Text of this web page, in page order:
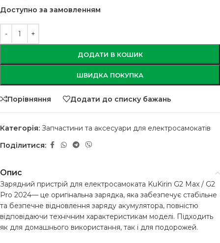
Доступно за замовленням
ДОДАТИ В КОШИК
ШВИДКА ПОКУПКА
Порівняння Додати до списку бажань
Категорія: Запчастини та аксесуари для електросамокатів
Поділитися:
Опис
Зарядний пристрій для електросамоката KuKirin G2 Max / G2
Pro 2024— це оригінальна зарядка, яка забезпечує стабільне
та безпечне відновлення заряду акумулятора, повністю
відповідаючи технічним характеристикам моделі. Підходить
як для домашнього використання, так і для подорожей.